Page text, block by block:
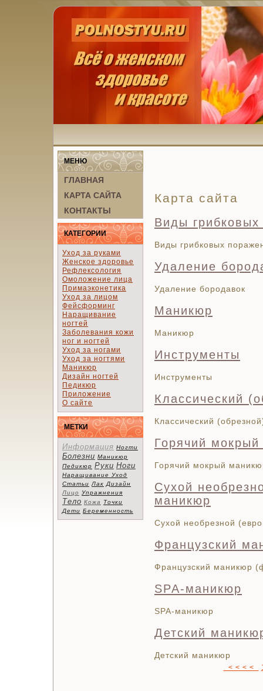
МЕНЮ
ГЛАВНАЯ
КАРТА САЙТА
КОНТАКТЫ
КАТЕГОРИИ
Уход за руками
Женское здоровье
Рефлексология
Омоложение лица
Примаэконетика
Уход за лицом
Фейсформинг
Наращивание
ногтей
Заболевания кожи
ног и ногтей
Уход за ногами
Уход за ногтями
Маникюр
Дизайн ногтей
Педикюр
Приложение
О сайте
МЕТКИ
Информация Ногти
Болезни Маникюр
Педикюр Руки Ноги
Наращивание Уход
Статьи Лак Дизайн
Лицо Упражнения
Тело Кожа
Точки
Дети Беременность
Карта сайта
Виды
Виды грибковых
Удаление
Удаление бородавок
Маникюр
Маникюр
Инструменты
Инструменты
Классический
Классический
Горячий
Горячий мокрый
Сухой
маникюр
Сухой необрезной
Французский
Французский маникюр
SPA-маникюр
SPA-маникюр
Детский
Детский маникюр
< < < <